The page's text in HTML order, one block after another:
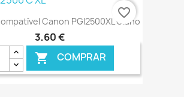
€ ONLINE
Canon PGI2500XL Ciano
3,60 €
 COMPRAR
favorite_border